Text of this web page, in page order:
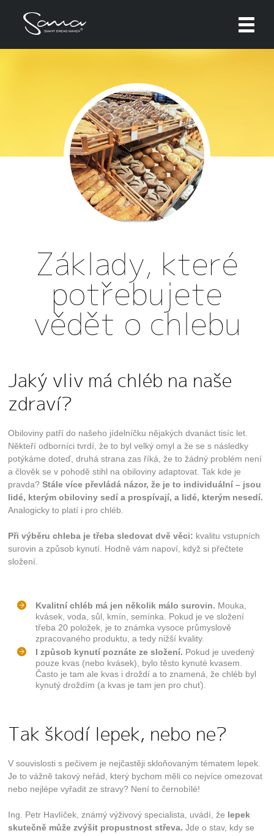
Základy, které
potřebujete
vědět o chlebu
Jaký vliv má chléb na naše
zdraví?
Obiloviny patří do našeho jídelníčku nějakých dvanáct tisíc let.
Někteří odborníci tvrdí, že to byl velký omyl a že se s následky
potýkáme doteď, druhá strana zas říká, že to žádný problém není
a člověk se v pohodě stihl na obiloviny adaptovat. Tak kde je
pravda?Stále více převládá názor, že je to individuální – jsou
lidé, kterým obiloviny sedí a prospívají, a lidé, kterým nesedí.
Analogicky to platí i pro chléb.
Při výběru chleba je třeba sledovat dvě věci: kvalitu vstupních
surovin a způsob kynutí. Hodně vám napoví, když si přečtete
složení.
Kvalitní chléb má jen několik málo surovin. Mouka,
kvásek, voda, sůl, kmín, semínka. Pokud je ve složení
třeba 20 položek, je to známka vysoce průmyslově
zpracovaného produktu, a tedy nižší kvality.
I způsob kynutí poznáte ze složení. Pokud je uvedený
pouze kvas (nebo kvásek), bylo těsto kynuté kvasem.
Často je tam ale kvas i droždí a to znamená, že chléb byl
kynutý droždím (a kvas je tam jen pro chuť).
Tak škodí lepek, nebo ne?
V souvislosti s pečivem je nejčastěji skloňovaným tématem lepek.
Je to vážně takový neřád, který bychom měli co nejvíce omezovat
nebo nejlépe vyřadit ze stravy? Není to černobílé!
Ing. Petr Havlíček, známý výživový specialista, uvádí, že lepek
skutečně může zvýšit propustnost střeva. Jde o stav, kdy se
Technické cookies
Technické cookies jsou nezbytné pro správné
fungování webu a všech funkcí, které nabízí.
Nepožadujeme Váš souhlas s využitím
technických cookies na našem webu. Z tohoto
důvodu technické cookies nemohou být
individuálně deaktivovány nebo aktivovány.
Analytické cookies nám umožňují měření
výkonu našeho webu a našich reklamních
kampaní. Jejich pomocí určujeme počet návštěv
a zdroje návštěv našich internetových stránek.
Data získaná pomocí těchto cookies
zpracováváme souhrnně, bez použití
identifikátorů, které ukazují na konkrétní
uživatele našeho webu.
Cílem těchto cookies je propojit náš web se
sociálními a reklamními sítěmi 3. stran jako je
např. Facebook nebo Google Ads. Díky tomuto
propojení vám můžeme zobrazovat relevantní
Uložit nastavení
Souhlasím, použijte všechny cookies